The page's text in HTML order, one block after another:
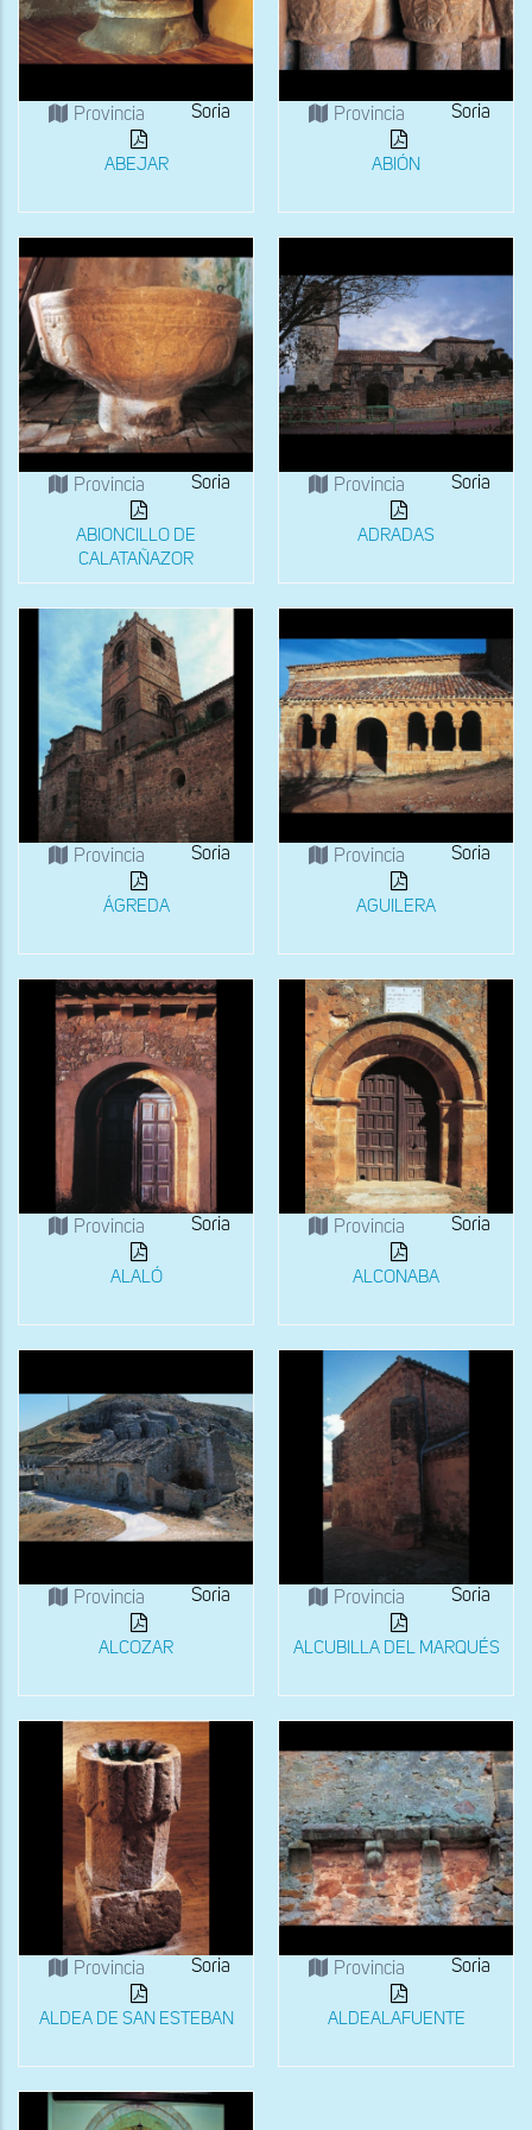
Provincia Soria
ABEJAR
Provincia Soria
ABIÓN
Provincia Soria
ABIONCILLO DE
CALATAÑAZOR
Provincia Soria
ADRADAS
Provincia Soria
ÁGREDA
Provincia Soria
AGUILERA
Provincia Soria
ALALÓ
Provincia Soria
ALCONABA
Provincia Soria
ALCOZAR
Provincia Soria
ALCUBILLA DEL MARQUÉS
Provincia Soria
ALDEA DE SAN ESTEBAN
Provincia Soria
ALDEALAFUENTE